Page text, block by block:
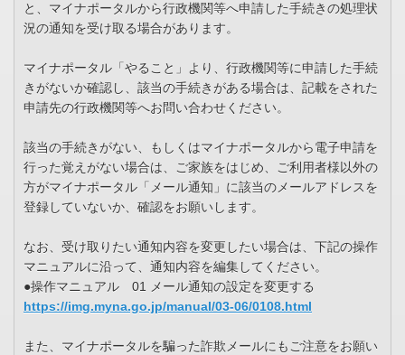
と、マイナポータルから行政機関等へ申請した手続きの処理状
況の通知を受け取る場合があります。
マイナポータル「やること」より、行政機関等に申請した手続
きがないか確認し、該当の手続きがある場合は、記載をされた
申請先の行政機関等へお問い合わせください。
該当の手続きがない、もしくはマイナポータルから電子申請を
行った覚えがない場合は、ご家族をはじめ、ご利用者様以外の
方がマイナポータル「メール通知」に該当のメールアドレスを
登録していないか、確認をお願いします。
なお、受け取りたい通知内容を変更したい場合は、下記の操作
マニュアルに沿って、通知内容を編集してください。
●操作マニュアル 01 メール通知の設定を変更する
https://img.myna.go.jp/manual/03-06/0108.html
また、マイナポータルを騙った詐欺メールにもご注意をお願い